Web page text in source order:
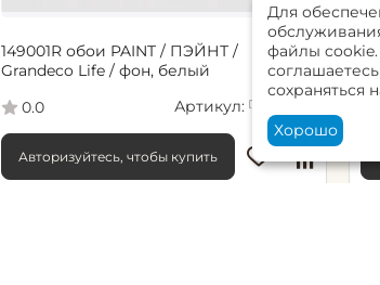
149001R обои PAINT / ПЭЙНТ /
Grandeco Life / фон, белый
0.0
Артикул:
Авторизуйтесь, чтобы купить
Для
файлы
сохраняться
Хорошо